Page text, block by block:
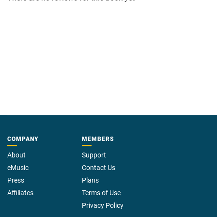
COMPANY
About
eMusic
Press
Affiliates
MEMBERS
Support
Contact Us
Plans
Terms of Use
Privacy Policy